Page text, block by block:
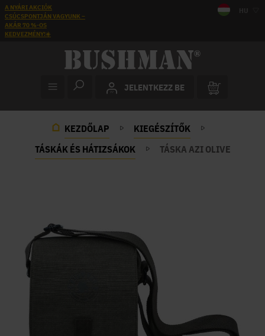
A NYÁRI AKCIÓK
CSÚCSPONTJÁN VAGYUNK –
AKÁR 70 %-OS
KEDVEZMÉNY!☀️
HU
JELENTKEZZ BE
KEZDŐLAP
KIEGÉSZÍTŐK
TÁSKÁK ÉS HÁTIZSÁKOK
TÁSKA AZI OLIVE